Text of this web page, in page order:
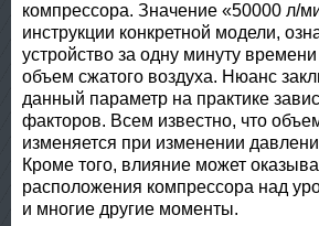
компрессора. Значение «50000 л/
инструкции конкретной модели,
устройство за одну минуту времени
объем сжатого воздуха. Нюанс
данный параметр на практике
факторов. Всем известно, что
изменяется при изменении
Кроме того, влияние может
расположения компрессора над
и многие другие моменты.